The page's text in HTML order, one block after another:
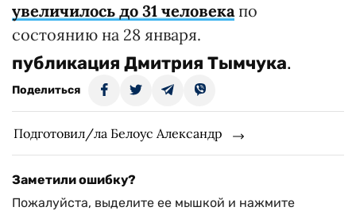
увеличилось до 31 человекапо
состоянию на 28 января.
публикация Дмитрия Тымчука.
Поделиться
Подготовил/ла Белоус Александр
Заметили ошибку?
Пожалуйста, выделите ее мышкой и нажмите